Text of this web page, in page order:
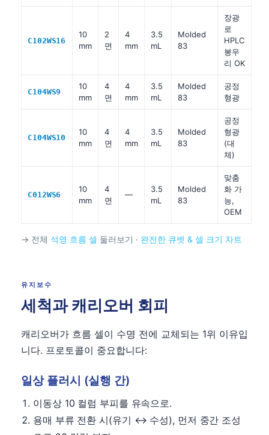
C102WS16
10
mm
2
면
4
mm
3.5
mL
Molded
83
장광
로
HPLC
봉우
리 OK
C104WS9
10
mm
4
면
4
mm
3.5
mL
Molded
83
공정
형광
C104WS10
10
mm
4
면
4
mm
3.5
mL
Molded
83
공정
형광
(대
체)
C012WS6
10
mm
4
면
—
3.5
mL
Molded
83
맞춤
화 가
능,
OEM
→ 전체 석영 흐름 셀 둘러보기 · 완전한 큐벳 & 셀 크기 차트
유지보수
세척과 캐리오버 회피
캐리오버가 흐름 셀이 수명 전에 교체되는 1위 이유입
니다. 프로토콜이 중요합니다:
일상 플러시 (실행 간)
이동상 10 컬럼 부피를 유속으로.
용매 부류 전환 시(유기 ↔ 수성), 먼저 중간 조성